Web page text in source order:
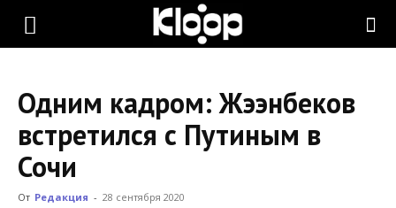
KLOOP.KG
Новости
Одним кадром: Жээнбеков
встретился с Путиным в
Сочи
От Редакция - 28 сентября 2020